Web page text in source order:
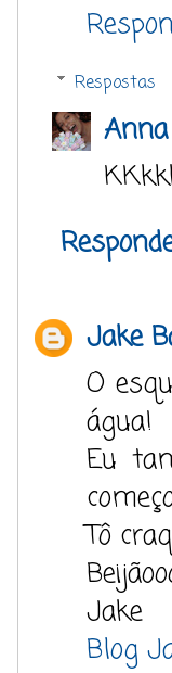
Respostas
Jake
O
água!
Eu
Tô
Jake
Blog